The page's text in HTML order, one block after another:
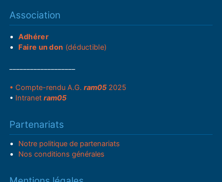
Association
Adhérer
Faire un don (déductible)
• Compte-rendu A.G.ram05 2025
• Intranetram05
Partenariats
Notre politique de partenariats
Nos conditions générales